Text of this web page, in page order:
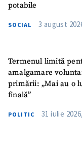
potabile
SOCIAL 3 august
Termenul limită
amalgamare
primării: „Mai au o
finală”
POLITIC 31 iulie